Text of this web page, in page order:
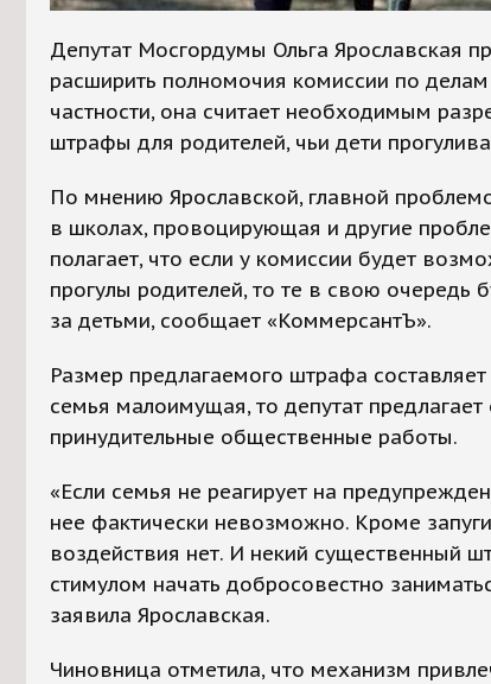
Депутат Мосгордумы Ольга Ярославская
расширить полномочия комиссии по
частности, она считает необходимым
штрафы для родителей, чьи дети
По мнению Ярославской, главной
в школах, провоцирующая и другие
полагает, что если у комиссии будет
прогулы родителей, то те в свою очередь
за детьми, сообщает «КоммерсантЪ».
Размер предлагаемого штрафа
семья малоимущая, то депутат предлагает
принудительные общественные работы.
«Если семья не реагирует на
нее фактически невозможно. Кроме
воздействия нет. И некий существенный
стимулом начать добросовестно
заявила Ярославская.
Чиновница отметила, что механизм